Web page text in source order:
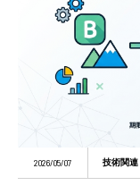
2026/05/07 技術関連